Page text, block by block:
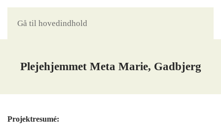
Gå til hovedindhold
Plejehjemmet Meta Marie, Gadbjerg
Projektresumé: